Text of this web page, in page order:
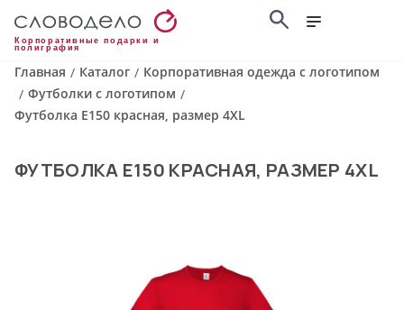
Корпоративные подарки и
полиграфия
Главная / Каталог / Корпоративная одежда с логотипом
/ Футболки с логотипом /
Футболка E150 красная, размер 4XL
ФУТБОЛКА E150 КРАСНАЯ, РАЗМЕР 4XL